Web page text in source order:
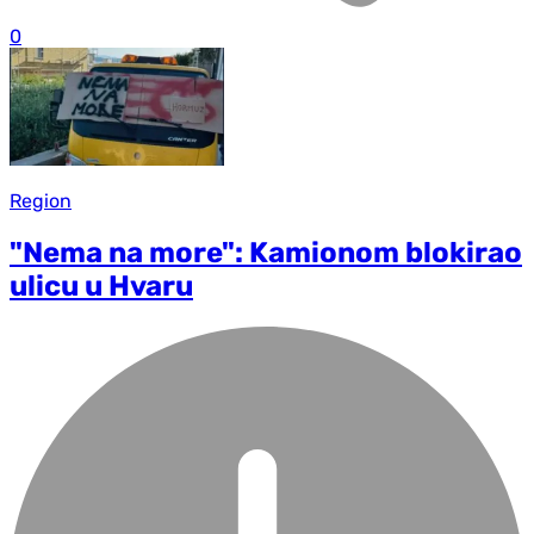
0
Region
"Nema na more": Kamionom blokirao
ulicu u Hvaru